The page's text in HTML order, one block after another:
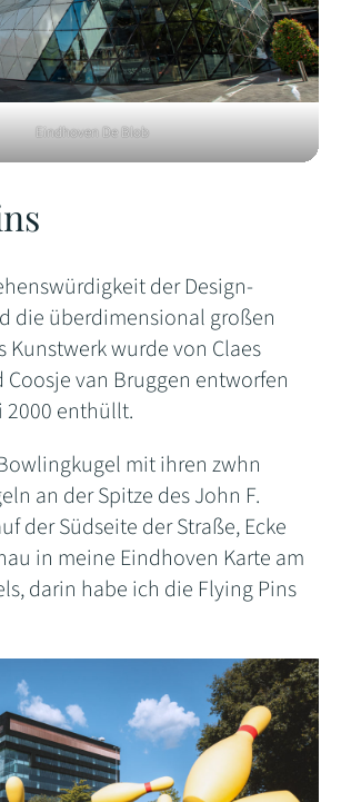
Eindhoven De Blob
der Design-
die überdimensional großen
Kunstwerk wurde von Claes
van Bruggen entworfen
2000 enthüllt.
mit ihren zwhn
an der Spitze des John F.
der Südseite der Straße, Ecke
in meine Eindhoven Karte am
darin habe ich die Flying Pins